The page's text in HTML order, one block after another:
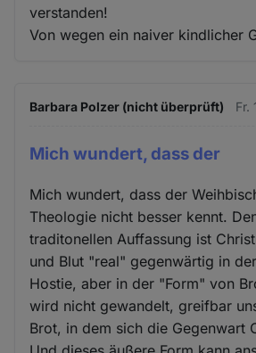
verstanden!
Von wegen ein naiver kindlicher
Barbara Polzer (nicht überprüft) Fr.
Mich wundert, dass der
Mich wundert, dass der
Theologie nicht besser kennt.
traditonellen Auffassung ist
und Blut "real" gegenwärtig in
Hostie, aber in der "Form" von
wird nicht gewandelt, greifbar
Brot, in dem sich die Gegenwart